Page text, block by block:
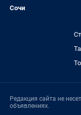
Сочи
Редакция сайта не
объявлениях.